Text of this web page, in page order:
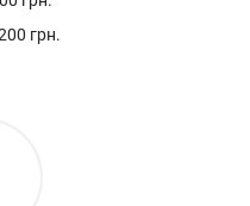
грн.